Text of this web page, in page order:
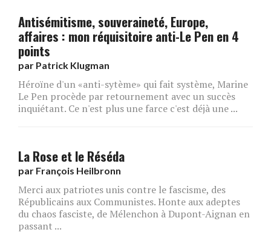
Antisémitisme, souveraineté, Europe,
affaires : mon réquisitoire anti-Le Pen en 4
points
par Patrick Klugman
Héroïne d'un «anti-sytème» qui fait système, Marine
Le Pen procède par retournement avec un succès
inquiétant. Ce n'est plus une farce c'est déjà une ...
La Rose et le Réséda
par François Heilbronn
Merci aux patriotes unis contre le fascisme, des
Républicains aux Communistes. Honte aux adeptes
du chaos fasciste, de Mélenchon à Dupont-Aignan en
passant ...